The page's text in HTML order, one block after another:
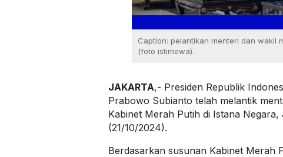
Caption: pelantikan menteri dan wakil
(foto istimewa).
JAKARTA,- Presiden Republik
Prabowo Subianto telah melantik
Kabinet Merah Putih di Istana
(21/10/2024).
Berdasarkan susunan Kabinet Merah